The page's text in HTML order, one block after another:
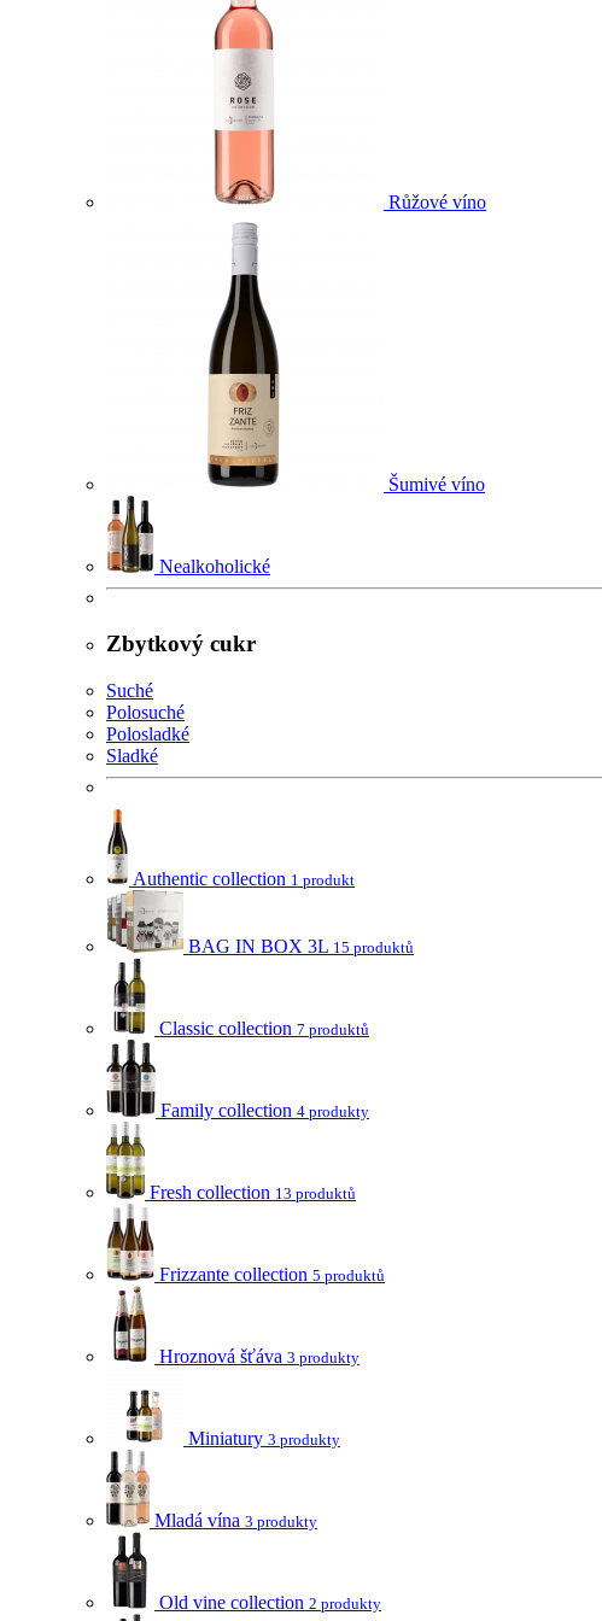
Růžové víno
Šumivé víno
Nealkoholické
Zbytkový cukr
Suché
Polosuché
Polosladké
Sladké
Authentic collection 1 produkt
BAG IN BOX 3L 15 produktů
Classic collection 7 produktů
Family collection 4 produkty
Fresh collection 13 produktů
Frizzante collection 5 produktů
Hroznová šťáva 3 produkty
Miniatury 3 produkty
Mladá vína 3 produkty
Old vine collection 2 produkty